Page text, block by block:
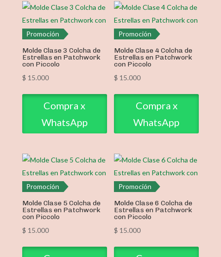
Promoción
Molde Clase 3 Colcha de
Estrellas en Patchwork
con Piccolo
$ 15.000
Compra x
WhatsApp
Promoción
Molde Clase 4 Colcha de
Estrellas en Patchwork
con Piccolo
$ 15.000
Compra x
WhatsApp
Promoción
Molde Clase 5 Colcha de
Estrellas en Patchwork
con Piccolo
$ 15.000
Promoción
Molde Clase 6 Colcha de
Estrellas en Patchwork
con Piccolo
$ 15.000